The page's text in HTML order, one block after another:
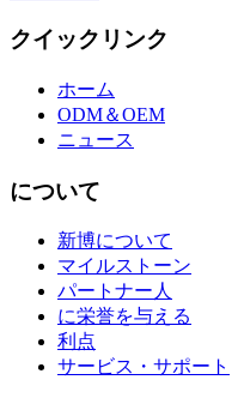
クイックリンク
ホーム
ODM＆OEM
ニュース
について
新博について
マイルストーン
パートナー人
に栄誉を与える
利点
サービス・サポート